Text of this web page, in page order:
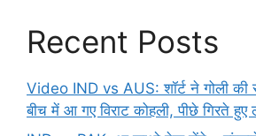
Recent Posts
Video IND vs AUS: शॉर्ट ने गोली की
बीच में आ गए विराट कोहली, पीछे गिरते